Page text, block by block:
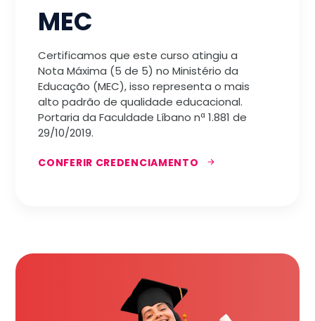
MEC
Certificamos que este curso atingiu a
Nota Máxima (5 de 5) no Ministério da
Educação (MEC), isso representa o mais
alto padrão de qualidade educacional.
Portaria da Faculdade Líbano nª 1.881 de
29/10/2019.
CONFERIR CREDENCIAMENTO